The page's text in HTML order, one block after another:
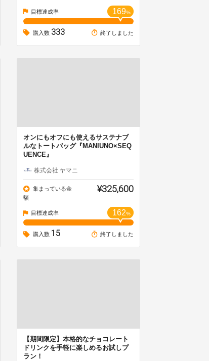
目標達成率 169%
購入数 333 終了しました
オンにもオフにも使えるサステナブ
ルなトートバッグ『MANIUNO×SEQ
UENCE』
株式会社 ヤマニ
集まっている金
額
¥325,600
目標達成率 162%
購入数 15 終了しました
【期間限定】本格的なチョコレート
ドリンクを手軽に楽しめるお試しプ
ラン！